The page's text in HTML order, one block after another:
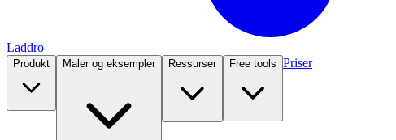
Laddro
Produkt Maler og eksempler Ressurser Free tools Priser